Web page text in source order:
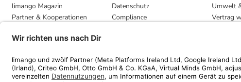
limango Magazin
Partner & Kooperationen
Presse
Datenschutz
Compliance
Umwelt
Vertrag